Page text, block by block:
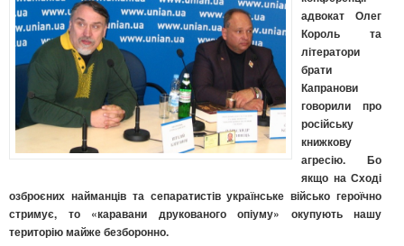
адвокат Олег
Король та
літератори
брати
Капранови
говорили про
російську
книжкову
агресію. Бо
якщо на Сході
озброєних найманців та сепаратистів українське військо героїчно
стримує, то «каравани друкованого опіуму» окупують нашу
територію майже безборонно.